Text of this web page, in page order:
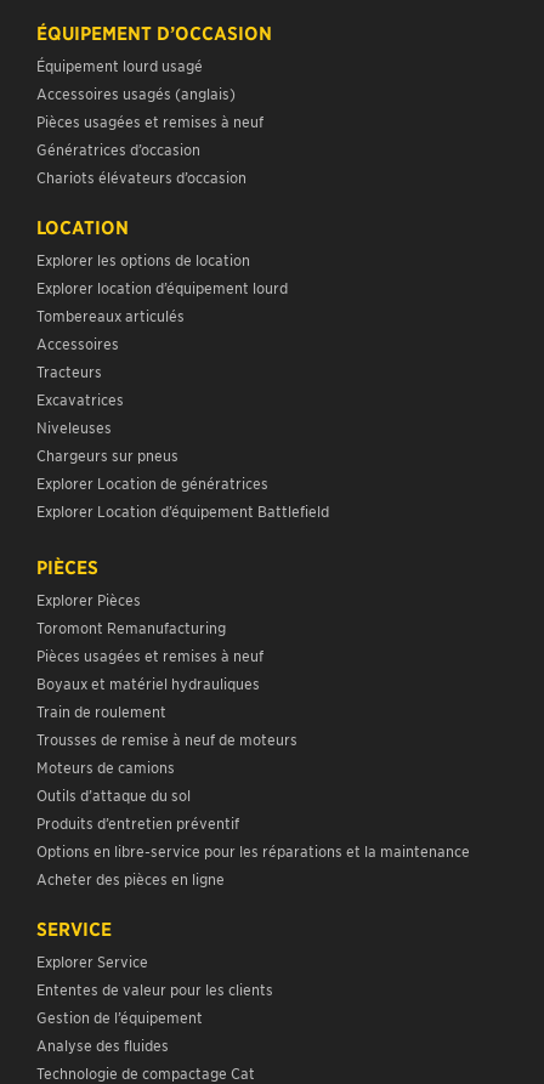
ÉQUIPEMENT D’OCCASION
Équipement lourd usagé
Accessoires usagés (anglais)
Pièces usagées et remises à neuf
Génératrices d’occasion
Chariots élévateurs d’occasion
LOCATION
Explorer les options de location
Explorer location d’équipement lourd
Tombereaux articulés
Accessoires
Tracteurs
Excavatrices
Niveleuses
Chargeurs sur pneus
Explorer Location de génératrices
Explorer Location d’équipement Battlefield
PIÈCES
Explorer Pièces
Toromont Remanufacturing
Pièces usagées et remises à neuf
Boyaux et matériel hydrauliques
Train de roulement
Trousses de remise à neuf de moteurs
Moteurs de camions
Outils d’attaque du sol
Produits d’entretien préventif
Options en libre-service pour les réparations et la maintenance
Acheter des pièces en ligne
SERVICE
Explorer Service
Ententes de valeur pour les clients
Gestion de l’équipement
Analyse des fluides
Technologie de compactage Cat